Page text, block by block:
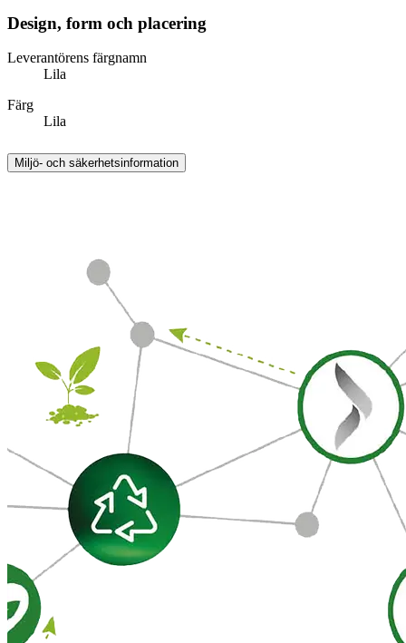
Design, form och placering
Leverantörens färgnamn
Lila
Färg
Lila
Miljö- och säkerhetsinformation